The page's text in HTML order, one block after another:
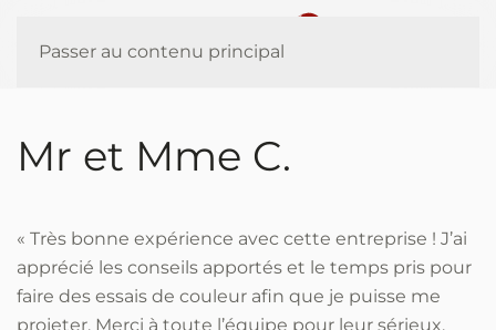
Passer au contenu principal
Mr et Mme C.
« Très bonne expérience avec cette entreprise ! J’ai
apprécié les conseils apportés et le temps pris pour
faire des essais de couleur afin que je puisse me
projeter. Merci à toute l’équipe pour leur sérieux,